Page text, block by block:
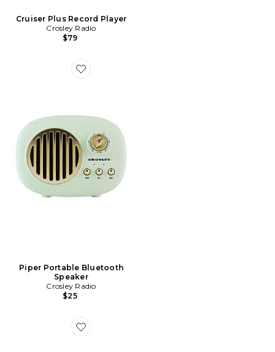
Cruiser Plus Record Player
Crosley Radio
$79
Favorite Piper Portable Bluetooth Speaker
Piper Portable Bluetooth
Speaker
Crosley Radio
$25
Favorite Mini Jukebox Portable Bluetooth Speaker